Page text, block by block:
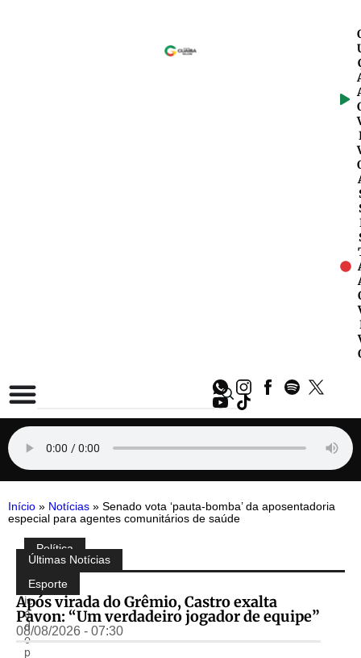
Início » Notícias » Senado vota ‘pauta-bomba’ da aposentadoria
especial para agentes comunitários de saúde
Compartilhe:
Política
P
bl
ic
a
d
o
p
Últimas Notícias
Esporte
Após virada do Grêmio, Castro exalta
Pavon: “Um verdadeiro jogador de equipe”
08/08/2026 - 07:30